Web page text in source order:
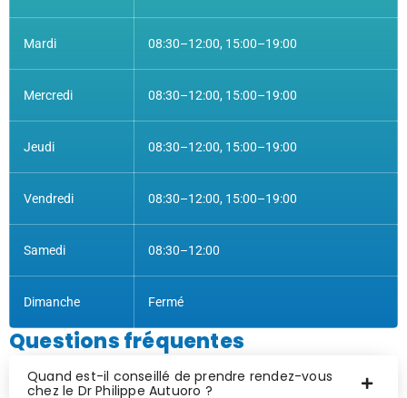
Mardi 08:30–12:00, 15:00–19:00
Mercredi 08:30–12:00, 15:00–19:00
Jeudi 08:30–12:00, 15:00–19:00
Vendredi 08:30–12:00, 15:00–19:00
Samedi 08:30–12:00
Dimanche Fermé
Questions fréquentes
Quand est-il conseillé de prendre rendez-vous
chez le Dr Philippe Autuoro ?